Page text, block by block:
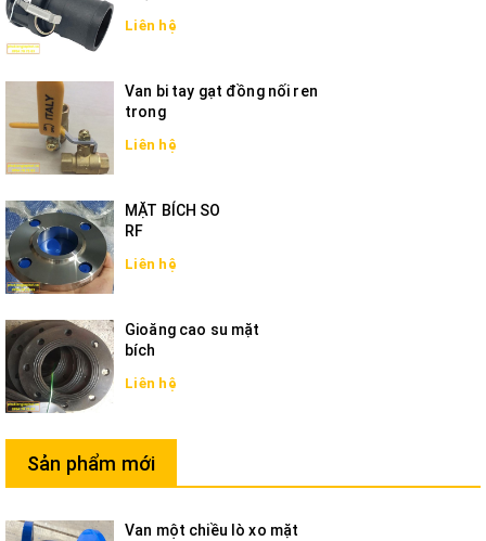
tôi luôn sẵn lòng giúp bạn tìm kiếm sản phẩm tốt nhất cho công
trình của bạn!
Công ty TNHH CCA
Minh.
ĐT/Zalo: 09 34 70 75 83 - Mr Phát
Email: phukienongbetong@gmail.com
Web: phukiengiaphat.vn | ccasupplier.com
Liên hệ
Van bi tay gạt đồng nối ren
trong
Liên hệ
MẶT BÍCH SO
RF
Liên hệ
Gioăng cao su mặt
bích
Liên hệ
Sản phẩm mới
Van một chiều lò xo mặt